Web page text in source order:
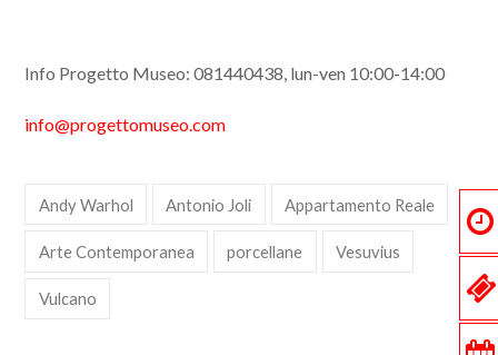
Info Progetto Museo: 081440438, lun-ven 10:00-14:00
info@progettomuseo.com
Andy Warhol Antonio Joli Appartamento Reale
Arte Contemporanea porcellane Vesuvius
Vulcano